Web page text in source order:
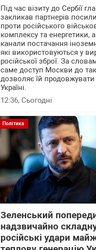
Під час візиту до Сербії
закликав партнерів
проти російського
комплексу та енергетики,
канали постачання
які використовуються у
російської зброї. За
саме доступ Москви до
дозволяє їй продовжувати
Україні.
12:36, Сьогодні
Політика
Зеленський
надзвичайно
російські удари